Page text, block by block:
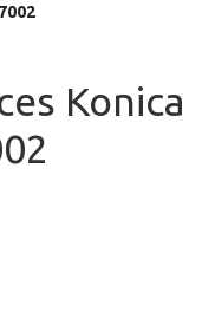
Konica